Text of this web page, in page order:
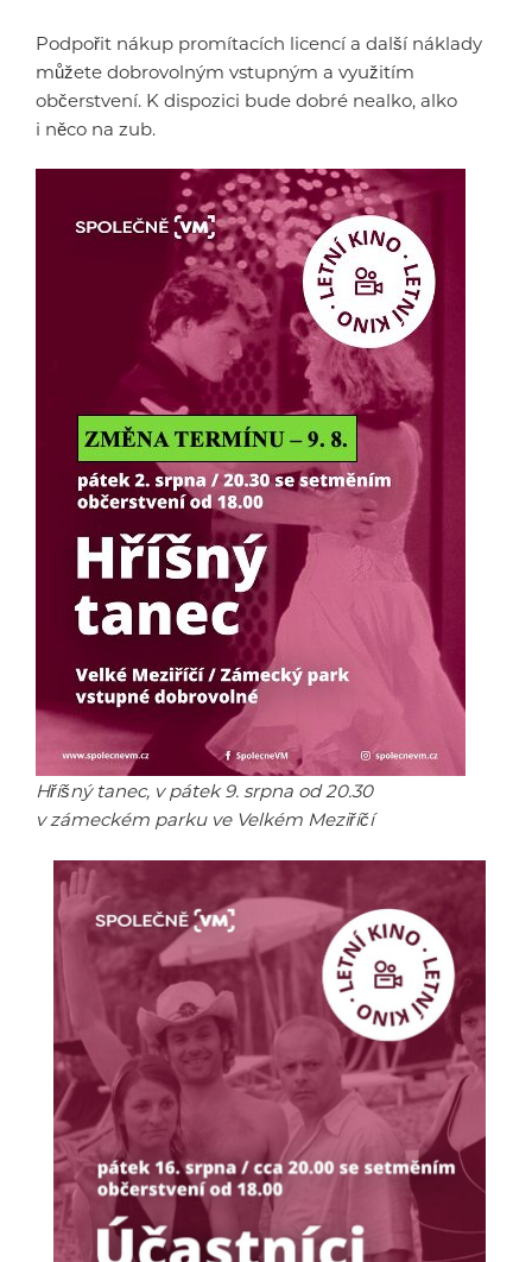
Podpořit nákup promítacích licencí a další náklady
můžete dobrovolným vstupným a využitím
občerstvení. K dispozici bude dobré nealko, alko
i něco na zub.
Hříšný tanec, v pátek 9. srpna od 20.30
v zámeckém parku ve Velkém Meziříčí